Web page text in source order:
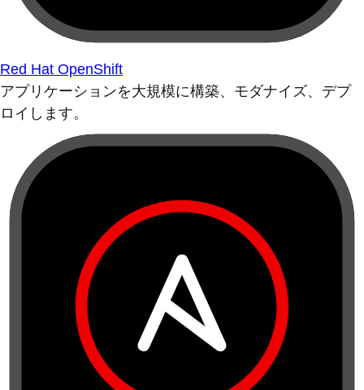
Red Hat OpenShift
アプリケーションを大規模に構築、モダナイズ、デプ
ロイします。